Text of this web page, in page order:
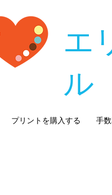
エ
ル
プリントを購入する 手